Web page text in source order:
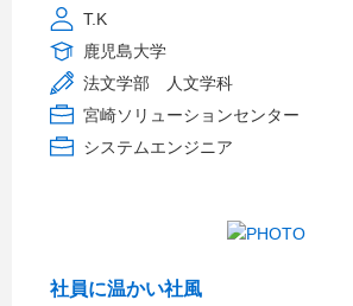
T.K
鹿児島大学
法文学部 人文学科
宮崎ソリューションセンター
システムエンジニア
社員に温かい社風